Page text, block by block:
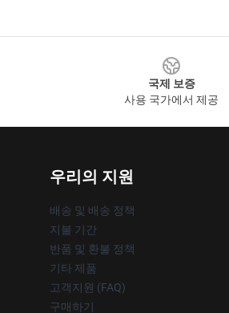
국제 보증
사용 국가에서 제공
우리의 지원
배송 및 배송 정책
지불 기간
반품 및 환불 정책
기타 제품
고객지원 (FAQ)
구매하기